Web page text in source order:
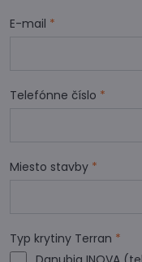
E-mail *
Telefónne číslo *
Miesto stavby *
Typ krytiny Terran *